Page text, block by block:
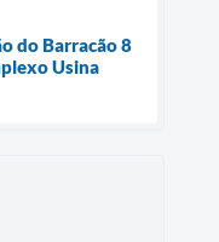
do Barracão 8
Usina